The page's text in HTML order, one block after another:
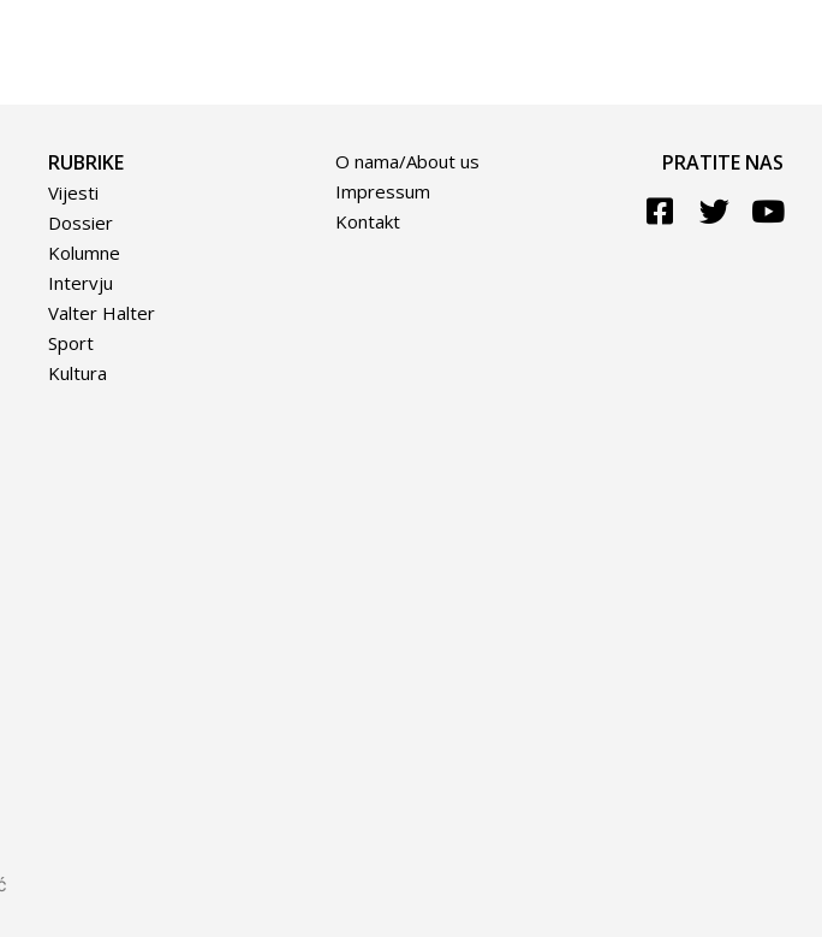
RUBRIKE
Vijesti
Dossier
Kolumne
Intervju
Valter Halter
Sport
Kultura
O nama/About us
Impressum
Kontakt
PRATITE NAS